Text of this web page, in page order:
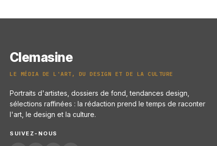
Clemasine
LE MÉDIA DE L'ART, DU DESIGN ET DE LA CULTURE
Portraits d'artistes, dossiers de fond, tendances design,
sélections raffinées : la rédaction prend le temps de raconter
l'art, le design et la culture.
SUIVEZ-NOUS